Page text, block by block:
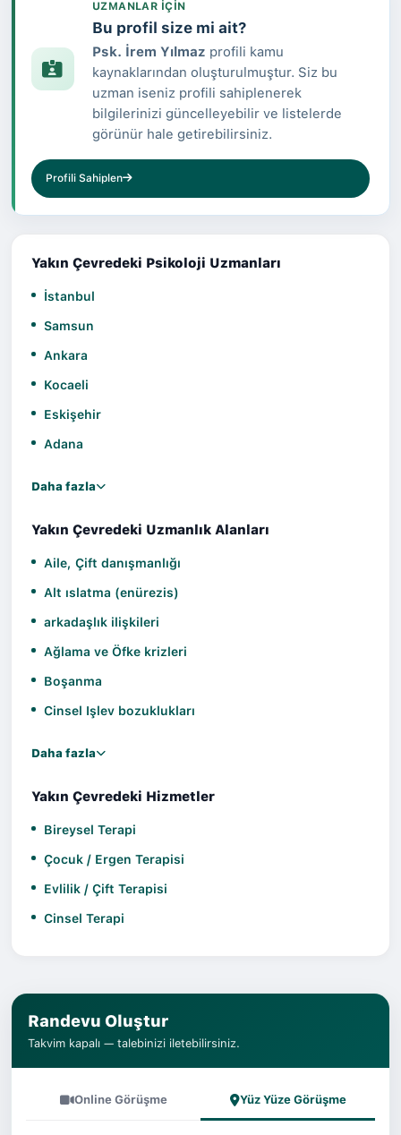
UZMANLAR IÇIN
Bu profil size mi ait?
Psk. İrem Yılmaz profili kamu
kaynaklarından oluşturulmuştur. Siz bu
uzman iseniz profili sahiplenerek
bilgilerinizi güncelleyebilir ve listelerde
görünür hale getirebilirsiniz.
Profili Sahiplen
Yakın Çevredeki Psikoloji Uzmanları
İstanbul
Samsun
Ankara
Kocaeli
Eskişehir
Adana
Daha fazla
Yakın Çevredeki Uzmanlık Alanları
Aile, Çift danışmanlığı
Alt ıslatma (enürezis)
arkadaşlık ilişkileri
Ağlama ve Öfke krizleri
Boşanma
Cinsel Işlev bozuklukları
Daha fazla
Yakın Çevredeki Hizmetler
Bireysel Terapi
Çocuk / Ergen Terapisi
Evlilik / Çift Terapisi
Cinsel Terapi
Randevu Oluştur
Takvim kapalı — talebinizi iletebilirsiniz.
Online Görüşme Yüz Yüze Görüşme